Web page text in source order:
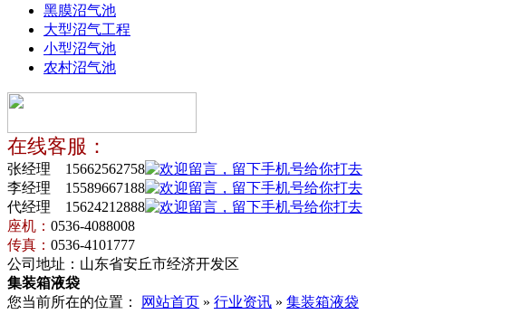
黑膜沼气池
大型沼气工程
小型沼气池
农村沼气池
在线客服：
张经理 15662562758
李经理 15589667188
代经理 15624212888
座机： 0536-4088008
传真： 0536-4101777
公司地址：山东省安丘市经济开发区
集装箱液袋
您当前所在的位置：
网站首页 » 行业资讯 » 集装箱液袋